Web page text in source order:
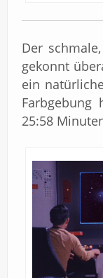
Der
gekonnt
ein
Farbgebung
25:58